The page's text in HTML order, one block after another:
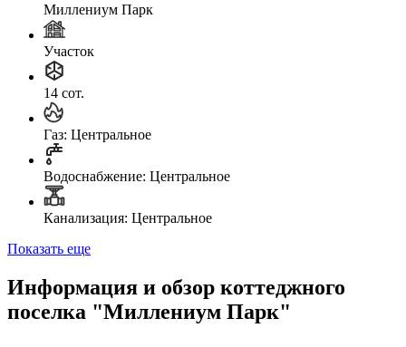
Миллениум Парк
Участок
14 сот.
Газ: Центральное
Водоснабжение: Центральное
Канализация: Центральное
Показать еще
Информация и обзор коттеджного
поселка "Миллениум Парк"